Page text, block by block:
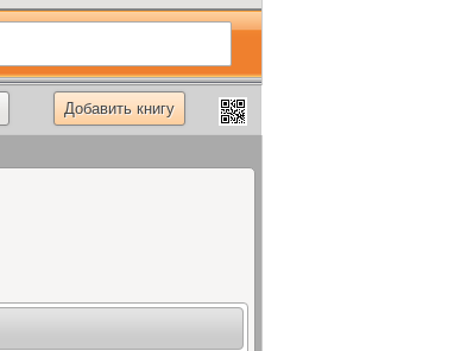
Добавить книгу